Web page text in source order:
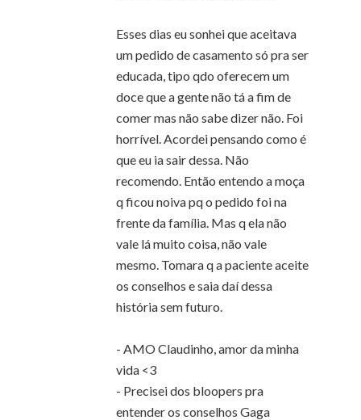
Esses dias eu sonhei que aceitava
um pedido de casamento só pra ser
educada, tipo qdo oferecem um
doce que a gente não tá a fim de
comer mas não sabe dizer não. Foi
horrível. Acordei pensando como é
que eu ia sair dessa. Não
recomendo. Então entendo a moça
q ficou noiva pq o pedido foi na
frente da família. Mas q ela não
vale lá muito coisa, não vale
mesmo. Tomara q a paciente aceite
os conselhos e saia daí dessa
história sem futuro.
- AMO Claudinho, amor da minha
vida <3
- Precisei dos bloopers pra
entender os conselhos Gaga